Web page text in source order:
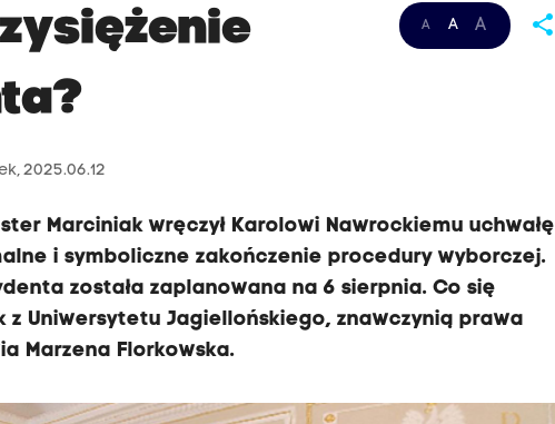
A A A share
2025.06.12
Marciniak wręczył Karolowi Nawrockiemu uchwałę
i symboliczne zakończenie procedury wyborczej.
została zaplanowana na 6 sierpnia. Co się
z Uniwersytetu Jagiellońskiego, znawczynią prawa
Marzena Florkowska.